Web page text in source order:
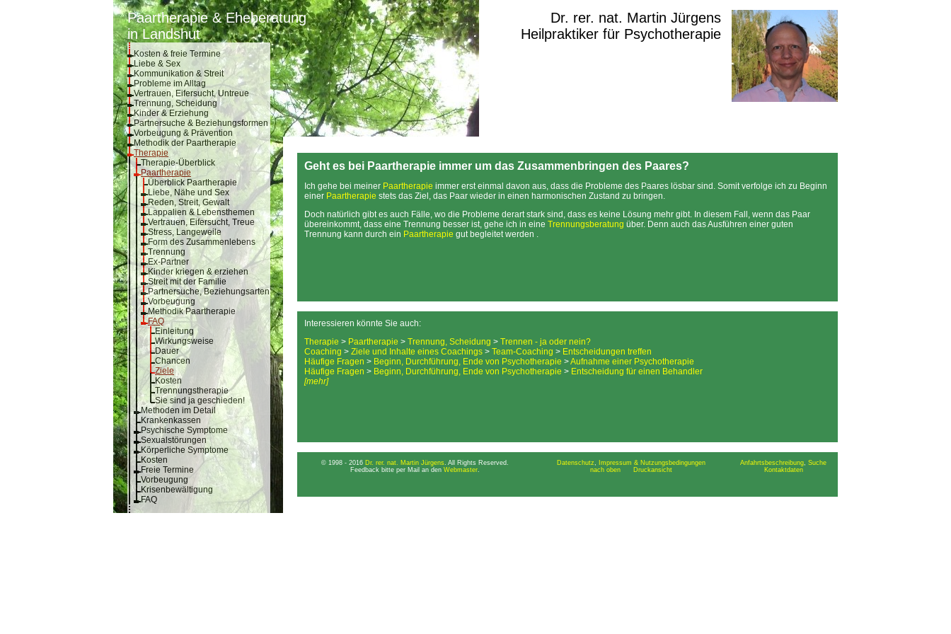
Paartherapie & Eheberatung
in Landshut
Dr. rer. nat. Martin Jürgens
Heilpraktiker für Psychotherapie
Kosten & freie Termine
Liebe & Sex
Kommunikation & Streit
Probleme im Alltag
Vertrauen, Eifersucht, Untreue
Trennung, Scheidung
Kinder & Erziehung
Partnersuche & Beziehungsformen
Vorbeugung & Prävention
Methodik der Paartherapie
Therapie
Therapie-Überblick
Paartherapie
Überblick Paartherapie
Liebe, Nähe und Sex
Reden, Streit, Gewalt
Lappalien & Lebensthemen
Vertrauen, Eifersucht, Treue
Stress, Langeweile
Form des Zusammenlebens
Trennung
Ex-Partner
Kinder kriegen & erziehen
Streit mit der Familie
Partnersuche, Beziehungsarten
Vorbeugung
Methodik Paartherapie
FAQ
Einleitung
Wirkungsweise
Dauer
Chancen
Ziele
Kosten
Trennungstherapie
Sie sind ja geschieden!
Methoden im Detail
Krankenkassen
Psychische Symptome
Sexualstörungen
Körperliche Symptome
Kosten
Freie Termine
Vorbeugung
Krisenbewältigung
FAQ
Geht es bei Paartherapie immer um das Zusammenbringen des Paares?
Ich gehe bei meiner Paartherapie immer erst einmal davon aus, dass die Probleme des Paares lösbar sind. Somit verfolge ich zu Beginn
einer Paartherapie stets das Ziel, das Paar wieder in einen harmonischen Zustand zu bringen.
Doch natürlich gibt es auch Fälle, wo die Probleme derart stark sind, dass es keine Lösung mehr gibt. In diesem Fall, wenn das Paar
übereinkommt, dass eine Trennung besser ist, gehe ich in eine Trennungsberatung über. Denn auch das Ausführen einer guten
Trennung kann durch ein Paartherapie gut begleitet werden .
Interessieren könnte Sie auch:
Therapie > Paartherapie > Trennung, Scheidung > Trennen - ja oder nein?
Coaching > Ziele und Inhalte eines Coachings > Team-Coaching > Entscheidungen treffen
Häufige Fragen > Beginn, Durchführung, Ende von Psychotherapie >Aufnahme einer Psychotherapie
Häufige Fragen > Beginn, Durchführung, Ende von Psychotherapie > Entscheidung für einen Behandler
[mehr]
© 1998 - 2016 Dr. rer. nat. Martin Jürgens. All Rights Reserved.
Feedback bitte per Mail an den Webmaster.
Datenschutz,
Impressum & Nutzungsbedingungen
nach oben
Druckansicht
Anfahrtsbeschreibung, Suche
Kontaktdaten